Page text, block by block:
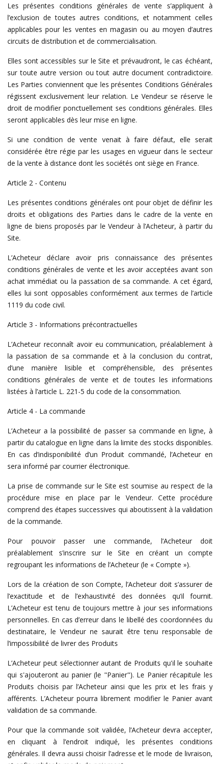
Les présentes conditions générales de vente s’appliquent à
l’exclusion de toutes autres conditions, et notamment celles
applicables pour les ventes en magasin ou au moyen d’autres
circuits de distribution et de commercialisation.
Elles sont accessibles sur le Site et prévaudront, le cas échéant,
sur toute autre version ou tout autre document contradictoire.
Les Parties conviennent que les présentes Conditions Générales
régissent exclusivement leur relation. Le Vendeur se réserve le
droit de modifier ponctuellement ses conditions générales. Elles
seront applicables dès leur mise en ligne.
Si une condition de vente venait à faire défaut, elle serait
considérée être régie par les usages en vigueur dans le secteur
de la vente à distance dont les sociétés ont siège en France.
Article 2 - Contenu
Les présentes conditions générales ont pour objet de définir les
droits et obligations des Parties dans le cadre de la vente en
ligne de biens proposés par le Vendeur à l’Acheteur, à partir du
Site.
L’Acheteur déclare avoir pris connaissance des présentes
conditions générales de vente et les avoir acceptées avant son
achat immédiat ou la passation de sa commande. A cet égard,
elles lui sont opposables conformément aux termes de l’article
1119 du code civil.
Article 3 - Informations précontractuelles
L’Acheteur reconnaît avoir eu communication, préalablement à
la passation de sa commande et à la conclusion du contrat,
d’une manière lisible et compréhensible, des présentes
conditions générales de vente et de toutes les informations
listées à l’article L. 221-5 du code de la consommation.
Article 4 - La commande
L’Acheteur a la possibilité de passer sa commande en ligne, à
partir du catalogue en ligne dans la limite des stocks disponibles.
En cas d’indisponibilité d’un Produit commandé, l’Acheteur en
sera informé par courrier électronique.
La prise de commande sur le Site est soumise au respect de la
procédure mise en place par le Vendeur. Cette procédure
comprend des étapes successives qui aboutissent à la validation
de la commande.
Pour pouvoir passer une commande, l’Acheteur doit
préalablement s’inscrire sur le Site en créant un compte
regroupant les informations de l’Acheteur (le « Compte »).
Lors de la création de son Compte, l’Acheteur doit s’assurer de
l’exactitude et de l’exhaustivité des données qu’il fournit.
L’Acheteur est tenu de toujours mettre à jour ses informations
personnelles. En cas d’erreur dans le libellé des coordonnées du
destinataire, le Vendeur ne saurait être tenu responsable de
l’impossibilité de livrer des Produits
L’Acheteur peut sélectionner autant de Produits qu'il le souhaite
qui s'ajouteront au panier (le "Panier"). Le Panier récapitule les
Produits choisis par l’Acheteur ainsi que les prix et les frais y
afférents. L’Acheteur pourra librement modifier le Panier avant
validation de sa commande.
Pour que la commande soit validée, l’Acheteur devra accepter,
en cliquant à l’endroit indiqué, les présentes conditions
générales. Il devra aussi choisir l’adresse et le mode de livraison,